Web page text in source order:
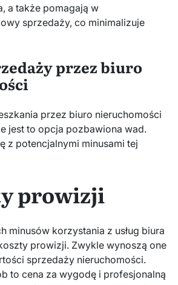
a także pomagają w
sprzedaży, co minimalizuje
przez biuro
przez biuro nieruchomości
jest to opcja pozbawiona wad.
z potencjalnymi minusami tej
prowizji
minusów korzystania z usług biura
prowizji. Zwykle wynoszą one
sprzedaży nieruchomości.
to cena za wygodę i profesjonalną